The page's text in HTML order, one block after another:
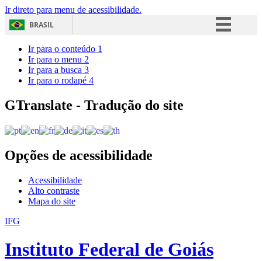
Ir direto para menu de acessibilidade.
BRASIL
Acesso à informação
Ir para o conteúdo 1
Ir para o menu 2
Ir para a busca 3
Ir para o rodapé 4
GTranslate - Tradução do site
Opções de acessibilidade
Acessibilidade
Alto contraste
Mapa do site
IFG
Instituto Federal de Goiás